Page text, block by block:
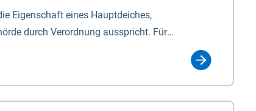
Eigenschaft eines Hauptdeiches,
durch Verordnung ausspricht. Für
(NDG). Die Widmung "2.Deichlinie" ist
bestimmt sind (§2 Abs.3 NDG). Ein Bauwerk
die die Deichbehörde durch Verordnung